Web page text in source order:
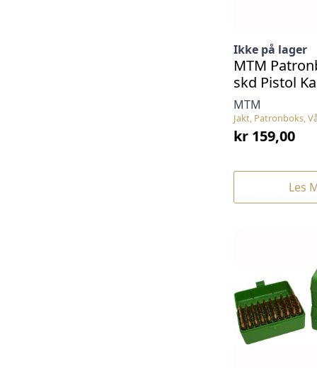
Jakt, Patronboks,
MTM
Ikke på lager
MTM
skd Pistol
kr 159,00
Les